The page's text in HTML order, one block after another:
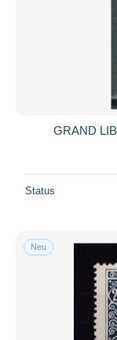
GRAND
Status
Neu